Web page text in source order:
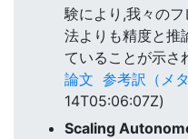
験により,我々の
法よりも精度と推
ていることが示さ
論文 参考訳（メ
14T05:06:07Z)
Scaling